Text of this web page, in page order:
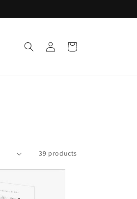
in
Cart
39 products